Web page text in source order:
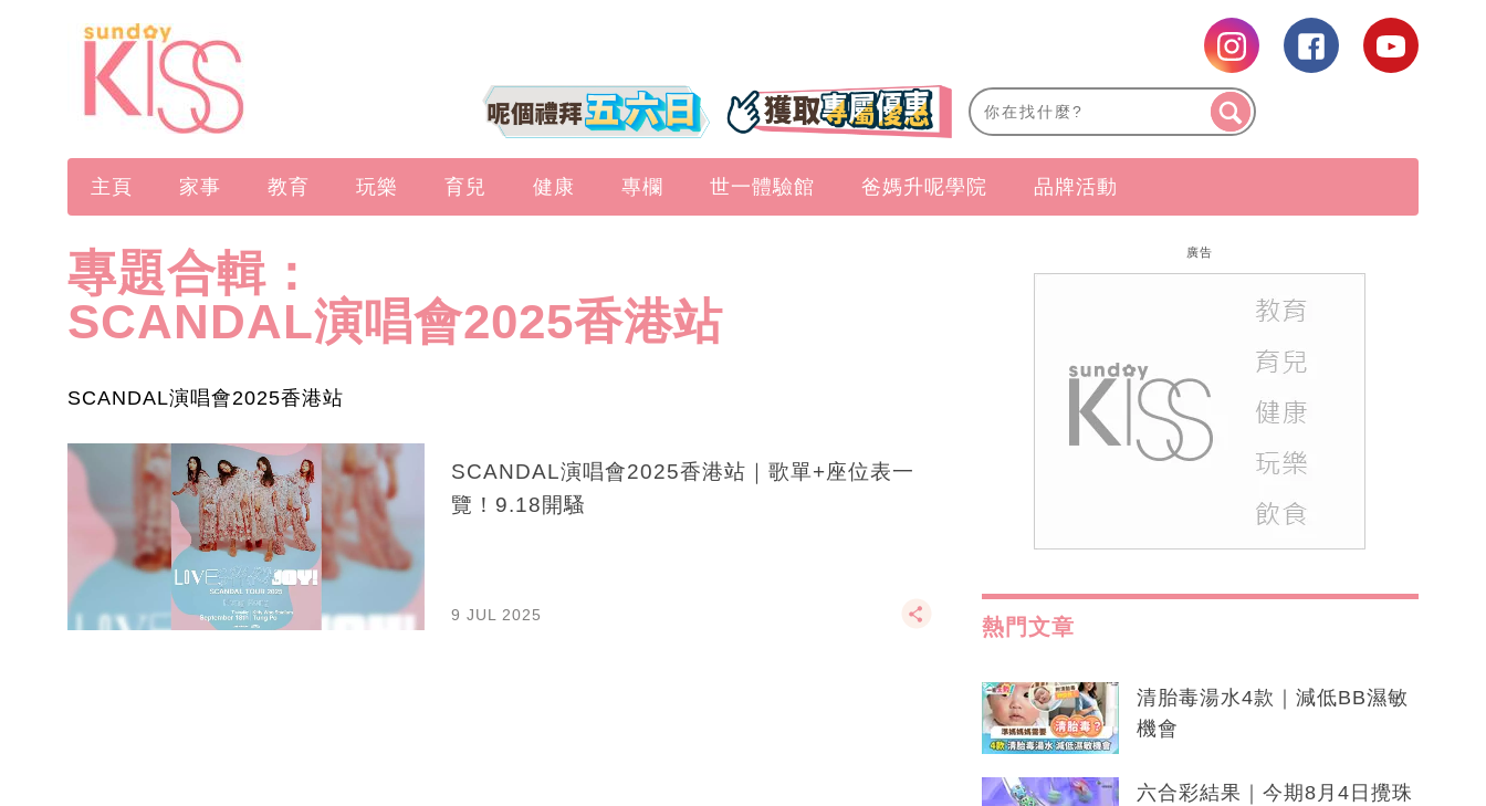
主頁 家事 教育 玩樂 育兒 健康 專欄 世一體驗館 爸媽升呢學院 品牌活動
專題合輯：
SCANDAL演唱會2025香港站
SCANDAL演唱會2025香港站
SCANDAL演唱會2025香港站｜歌單+座位表一
覽！9.18開騷
9 JUL 2025
廣告
熱門文章
清胎毒湯水4款｜減低BB濕敏
機會
六合彩結果｜今期8月4日攪珠